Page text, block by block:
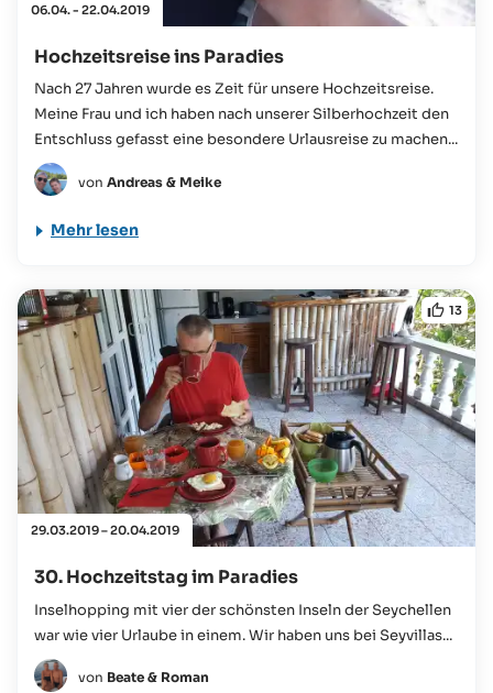
06.04. - 22.04.2019
Hochzeitsreise ins Paradies
Nach 27 Jahren wurde es Zeit für unsere Hochzeitsreise.
Meine Frau und ich haben nach unserer Silberhochzeit den
Entschluss gefasst eine besondere Urlausreise zu machen...
von Andreas & Meike
Mehr lesen
29.03.2019 – 20.04.2019
13
30. Hochzeitstag im Paradies
Inselhopping mit vier der schönsten Inseln der Seychellen
war wie vier Urlaube in einem. Wir haben uns bei Seyvillas...
von Beate & Roman